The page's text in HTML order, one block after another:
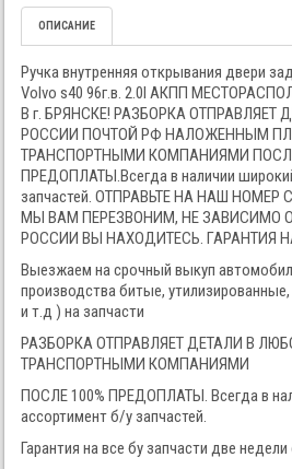
ОПИСАНИЕ
Ручка внутренняя открывания двери
Volvo s40 96г.в. 2.0I АКПП
В г. БРЯНСКЕ! РАЗБОРКА ОТПРАВЛЯЕТ
РОССИИ ПОЧТОЙ РФ НАЛОЖЕННЫМ
ТРАНСПОРТНЫМИ КОМПАНИЯМИ
ПРЕДОПЛАТЫ.Всегда в наличии
запчастей. ОТПРАВЬТЕ НА НАШ
МЫ ВАМ ПЕРЕЗВОНИМ, НЕ ЗАВИСИМО
РОССИИ ВЫ НАХОДИТЕСЬ. ГАРАНТИЯ
Выезжаем на срочный выкуп
производства битые,
и т.д ) на запчасти
РАЗБОРКА ОТПРАВЛЯЕТ ДЕТАЛИ В
ТРАНСПОРТНЫМИ КОМПАНИЯМИ
ПОСЛЕ 100% ПРЕДОПЛАТЫ. Всегда в
ассортимент б/у запчастей.
Гарантия на все бу запчасти две